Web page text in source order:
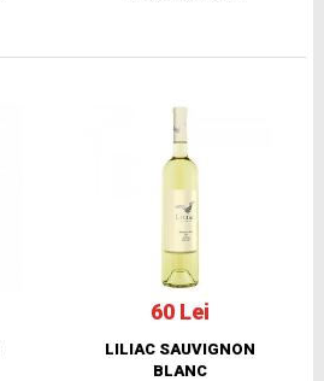
60 Lei
LILIAC SAUVIGNON
BLANC